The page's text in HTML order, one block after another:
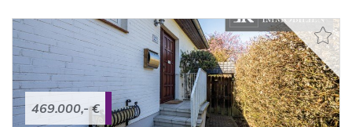
469.000,- €